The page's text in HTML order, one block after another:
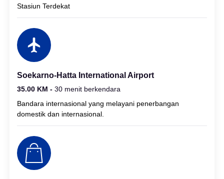
Stasiun Terdekat
Soekarno-Hatta International Airport
35.00 KM - 30 menit berkendara
Bandara internasional yang melayani penerbangan
domestik dan internasional.